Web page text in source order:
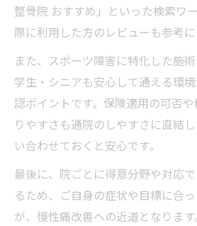
整骨院 おすすめ」といった検索ワ
際に利用した方のレビューも参考に
また、スポーツ障害に特化した施
学生・シニアも安心して通える環
認ポイントです。保険適用の可否
りやすさも通院のしやすさに直結
い合わせておくと安心です。
最後に、院ごとに得意分野や対応
るため、ご自身の症状や目標に合
が、慢性痛改善への近道となりま